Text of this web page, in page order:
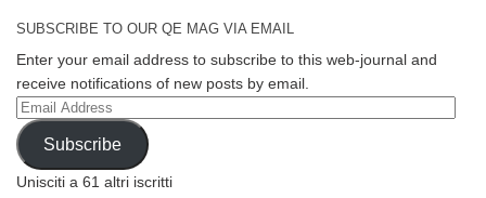
SUBSCRIBE TO OUR QE MAG VIA EMAIL
Enter your email address to subscribe to this web-journal and
receive notifications of new posts by email.
Email
Address
Subscribe
Unisciti a 61 altri iscritti